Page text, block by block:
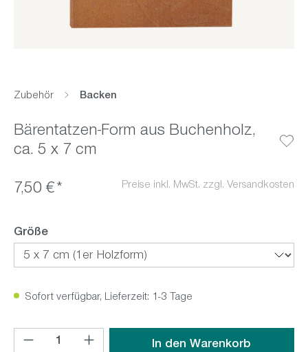
Zubehör Backen
Bärentatzen-Form aus Buchenholz,
ca. 5 x 7 cm
7,50 €* Preise inkl. MwSt. zzgl. Versandkosten
Größeauswählen
Sofort verfügbar, Lieferzeit: 1-3 Tage
Produkt Anzahl: Gib den gewünschten Wert ein oder
In den Warenkorb